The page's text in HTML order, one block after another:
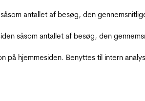
antallet af besøg, den
såsom antallet af besøg, den
på hjemmesiden. Benyttes til intern